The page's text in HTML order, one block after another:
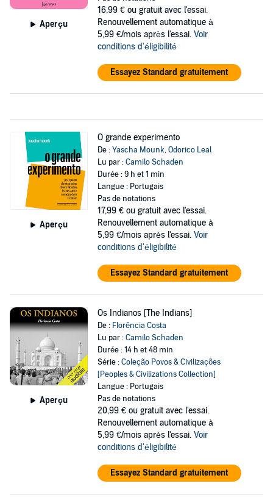
Aperçu
16,99 € ou gratuit avec l'essai.
Renouvellement automatique à
5,99 €/mois après l'essai. Voir
conditions d'éligibilité
Essayez Standard gratuitement
Aperçu
O grande experimento
De :Yascha Mounk,Odorico Leal
Lu par :Camilo Schaden
Durée : 9 h et 1 min
Langue : Portugais
Pas de notations
17,99 € ou gratuit avec l'essai.
Renouvellement automatique à
5,99 €/mois après l'essai. Voir
conditions d'éligibilité
Essayez Standard gratuitement
Aperçu
Os Indianos [The Indians]
De : Florência Costa
Lu par :Camilo Schaden
Durée : 14 h et 48 min
Série :Coleção Povos & Civilizações
[Peoples & Civilizations Collection]
Langue : Portugais
Pas de notations
20,99 € ou gratuit avec l'essai.
Renouvellement automatique à
5,99 €/mois après l'essai. Voir
conditions d'éligibilité
Essayez Standard gratuitement